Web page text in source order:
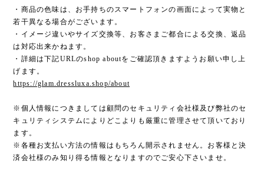
・商品の色味は、お手持ちのスマートフォンの画面によって実物と
若干異なる場合がございます。
・イメージ違いやサイズ交換等、お客さまご都合による交換、返品
は対応出来かねます。
・詳細は下記URLのshop aboutをご確認頂きますようお願い申し上
げます。
https://glam.dressluxa.shop/about
※個人情報につきましては顧問のセキュリティ会社様及び弊社のセ
キュリティシステムによりどこよりも厳重に管理させて頂いており
ます。
※各種お支払い方法の情報はもちろん開示されません。お客様と決
済会社様のみ知り得る情報となりますのでご安心下さいませ。